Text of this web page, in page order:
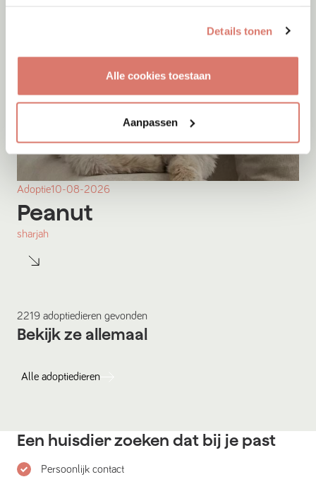
Details tonen
Alle cookies toestaan
Aanpassen
Adoptie10-08-2026
Peanut
sharjah
2219 adoptiedieren gevonden
Bekijk ze allemaal
Alle adoptiedieren
Een huisdier zoeken dat bij je past
Persoonlijk contact